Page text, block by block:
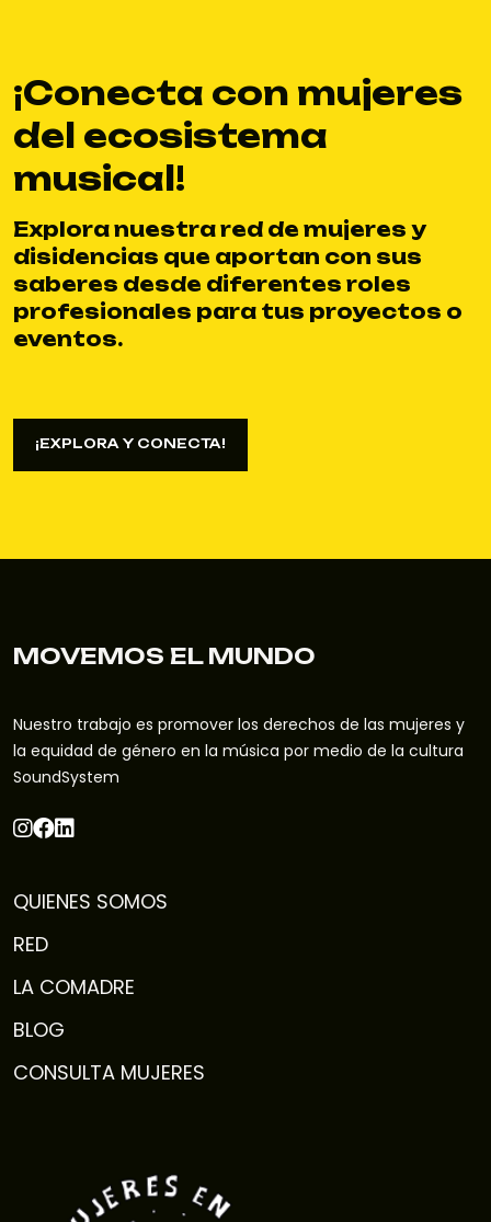
¡Conecta con mujeres
del ecosistema
musical!
Explora nuestra red de mujeres y
disidencias que aportan con sus
saberes desde diferentes roles
profesionales para tus proyectos o
eventos.
¡EXPLORA Y CONECTA!
MOVEMOS EL MUNDO
Nuestro trabajo es promover los derechos de las mujeres y
la equidad de género en la música por medio de la cultura
SoundSystem
QUIENES SOMOS
RED
LA COMADRE
BLOG
CONSULTA MUJERES